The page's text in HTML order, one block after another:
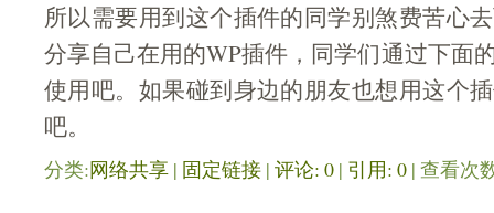
所以需要用到这个插件的同学别煞费苦心
分享自己在用的WP插件，同学们通过下面
使用吧。如果碰到身边的朋友也想用这个
吧。
分类:网络共享 | 固定链接 | 评论: 0 | 引用: 0 | 查看次